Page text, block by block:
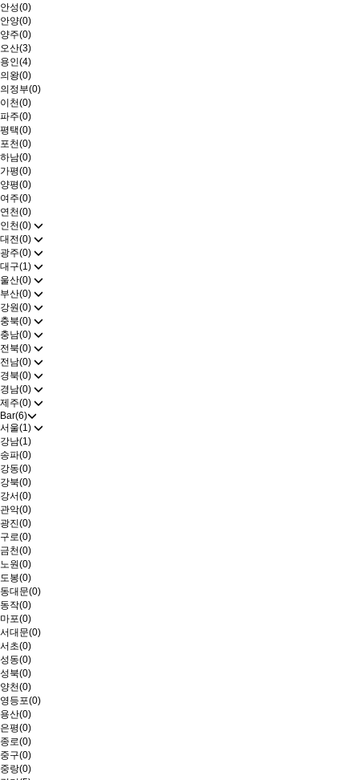
안성(0)
안양(0)
양주(0)
오산(3)
용인(4)
의왕(0)
의정부(0)
이천(0)
파주(0)
평택(0)
포천(0)
하남(0)
가평(0)
양평(0)
여주(0)
연천(0)
인천(0)
대전(0)
광주(0)
대구(1)
울산(0)
부산(0)
강원(0)
충북(0)
충남(0)
전북(0)
전남(0)
경북(0)
경남(0)
제주(0)
Bar(6)
서울(1)
강남(1)
송파(0)
강동(0)
강북(0)
강서(0)
관악(0)
광진(0)
구로(0)
금천(0)
노원(0)
도봉(0)
동대문(0)
동작(0)
마포(0)
서대문(0)
서초(0)
성동(0)
성북(0)
양천(0)
영등포(0)
용산(0)
은평(0)
종로(0)
중구(0)
중랑(0)